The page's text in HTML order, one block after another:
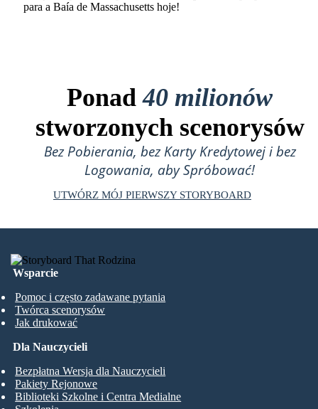
para a Baía de Massachusetts hoje!
Ponad40 milionów
stworzonych scenorysów
Bez Pobierania, bez Karty Kredytowej i bez
Logowania, aby Spróbować!
UTWÓRZ MÓJ PIERWSZY STORYBOARD
Wsparcie
Pomoc i często zadawane pytania
Twórca scenorysów
Jak drukować
Dla Nauczycieli
Bezpłatna Wersja dla Nauczycieli
Pakiety Rejonowe
Biblioteki Szkolne i Centra Medialne